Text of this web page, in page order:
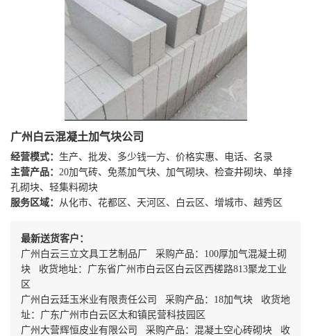
广州白云混凝土加气块公司
经营模式： 生产、批发、多少钱一方、价格实惠、电话、名录
主营产品： 20加气砖、免蒸加气块、加气砌块、检查井砌块、单排
孔砌块、轻集料砌块
服务区域：
从化市、花都区、天河区、白云区、增城市、越秀区
最新送货客户：
广州白云三立文具工艺制品厂 采购产品：100厚加气混凝土砌
块 收货地址：广东省广州市白云区白云区西槎路813聚龙工业
区
广州白云廷玉米业有限责任公司 采购产品：18加气块 收货地
址：广东广州市白云区太和镇民营科技园区
广州大营辉恒皮业有限公司 采购产品：混凝土空心砖砌块 收